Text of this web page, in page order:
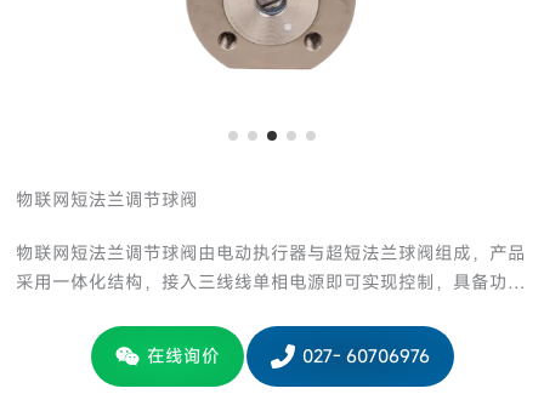
物联网短法兰调节球阀
物联网短法兰调节球阀由电动执行器与超短法兰球阀组成，产品
采用一体化结构，接入三线线单相电源即可实现控制，具备功…
在线询价 027- 60706976